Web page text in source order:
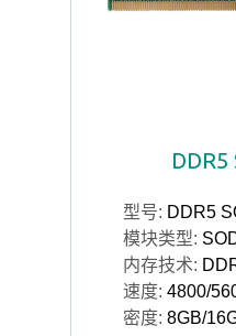
DDR5
型号: DDR5
模块类型:
内存技术:
速度: 4800/
密度: 8GB/